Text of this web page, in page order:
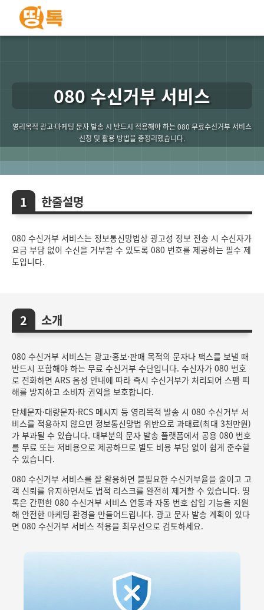
080 수신거부 서비스
영리목적 광고·마케팅 문자 발송 시 반드시 적용해야 하는 080 무료수신거부 서비스
신청 및 활용 방법을 총정리했습니다.
한줄설명
080 수신거부 서비스는 정보통신망법상 광고성 정보 전송 시 수신자가
요금 부담 없이 수신을 거부할 수 있도록 080 번호를 제공하는 필수 제
도입니다.
소개
080 수신거부 서비스는 광고·홍보·판매 목적의 문자나 팩스를 보낼 때
반드시 포함해야 하는 무료 수신거부 수단입니다. 수신자가 080 번호
로 전화하면 ARS 음성 안내에 따라 즉시 수신거부가 처리되어 스팸 피
해를 방지하고 소비자 권익을 보호합니다.
단체문자·대량문자·RCS 메시지 등 영리목적 발송 시 080 수신거부 서
비스를 적용하지 않으면 정보통신망법 위반으로 과태료(최대 3천만원)
가 부과될 수 있습니다. 대부분의 문자 발송 플랫폼에서 공용 080 번호
를 무료 또는 저비용으로 제공하므로 별도 비용 부담 없이 쉽게 준수할
수 있습니다.
080 수신거부 서비스를 잘 활용하면 불필요한 수신거부율을 줄이고 고
객 신뢰를 유지하면서도 법적 리스크를 완전히 제거할 수 있습니다. 띵
톡은 간편한 080 수신거부 서비스 연동과 자동 번호 삽입 기능을 지원
해 안전한 마케팅 환경을 만들어드립니다. 광고 문자 발송 계획이 있다
면 080 수신거부 서비스 적용을 최우선으로 검토하세요.